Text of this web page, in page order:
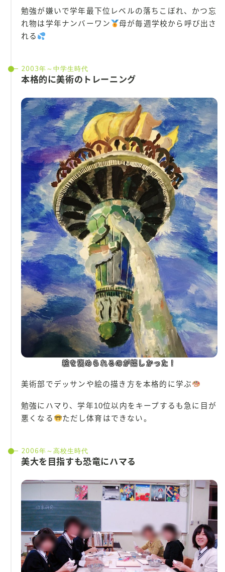
勉強が嫌いで学年最下位レベルの落ちこぼれ、かつ忘
れ物は学年ナンバーワン
母が毎週学校から呼び出さ
れる
2003年～中学生時代
本格的に美術のトレーニング
絵を褒められるのが嬉しかった！
美術部でデッサンや絵の描き方を本格的に学ぶ
勉強にハマり、学年10位以内をキープするも急に目が
悪くなる
ただし体育はできない。
2006年～高校生時代
美大を目指すも恐竜にハマる